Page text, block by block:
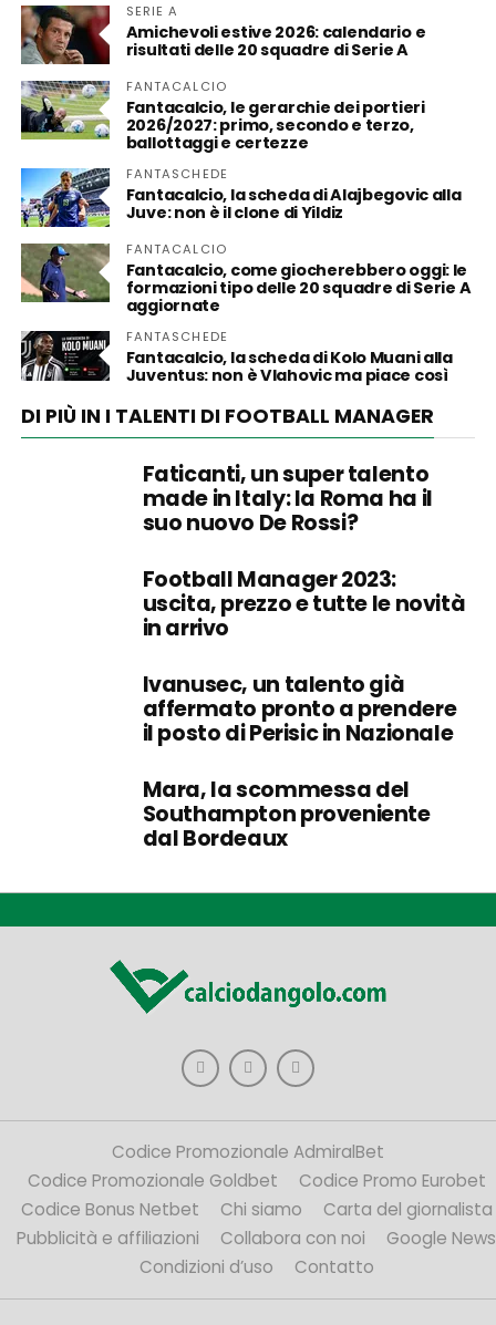
SERIE A
Amichevoli estive 2026: calendario e
risultati delle 20 squadre di Serie A
FANTACALCIO
Fantacalcio, le gerarchie dei portieri
2026/2027: primo, secondo e terzo,
ballottaggi e certezze
FANTASCHEDE
Fantacalcio, la scheda di Alajbegovic alla
Juve: non è il clone di Yildiz
FANTACALCIO
Fantacalcio, come giocherebbero oggi: le
formazioni tipo delle 20 squadre di Serie A
aggiornate
FANTASCHEDE
Fantacalcio, la scheda di Kolo Muani alla
Juventus: non è Vlahovic ma piace così
DI PIÙ IN I TALENTI DI FOOTBALL MANAGER
Faticanti, un super talento
made in Italy: la Roma ha il
suo nuovo De Rossi?
Football Manager 2023:
uscita, prezzo e tutte le novità
in arrivo
Ivanusec, un talento già
affermato pronto a prendere
il posto di Perisic in Nazionale
Mara, la scommessa del
Southampton proveniente
dal Bordeaux
Codice Promozionale AdmiralBet
Codice Promozionale Goldbet
Codice Promo Eurobet
Codice Bonus Netbet
Chi siamo
Carta del giornalista
Pubblicità e affiliazioni
Collabora con noi
Google News
Condizioni d’uso
Contatto